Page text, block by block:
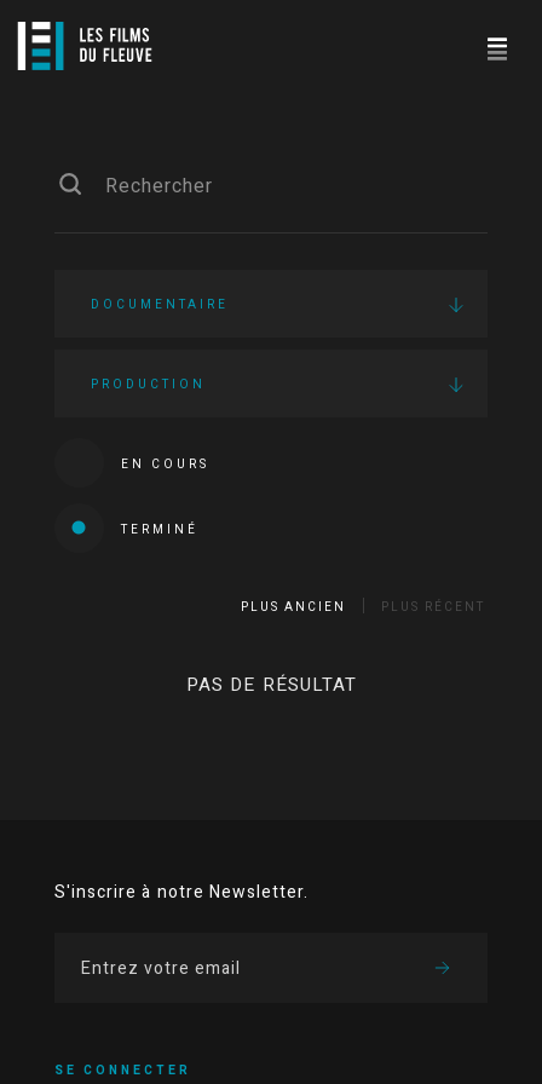
DOCUMENTAIRE
PRODUCTION
EN COURS
TERMINÉ
PLUS ANCIEN PLUS RÉCENT
PAS DE RÉSULTAT
S'inscrire à notre Newsletter.
SE CONNECTER